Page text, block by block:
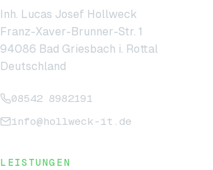
Inh. Lucas Josef Hollweck
Franz-Xaver-Brunner-Str. 1
94086 Bad Griesbach i. Rottal
Deutschland
08542 8982191
info@hollweck-it.de
LEISTUNGEN